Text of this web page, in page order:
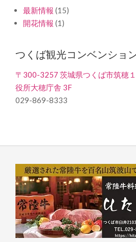
最新情報 (15)
開花情報 (1)
つくば観光コンベンショ
〒300-3257 茨城県つくば市筑穂
役所大穂庁舎 3F
029-869-8333